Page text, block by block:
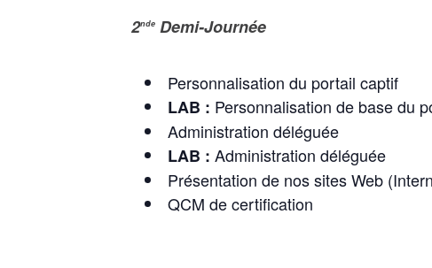
2nde Demi-Journée
Personnalisation du portail captif
LAB : Personnalisation de base du
Administration déléguée
LAB : Administration déléguée
Présentation de nos sites Web
QCM de certification